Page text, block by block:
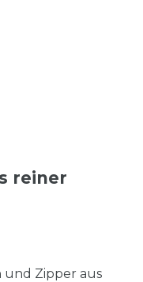
reiner
und Zipper aus